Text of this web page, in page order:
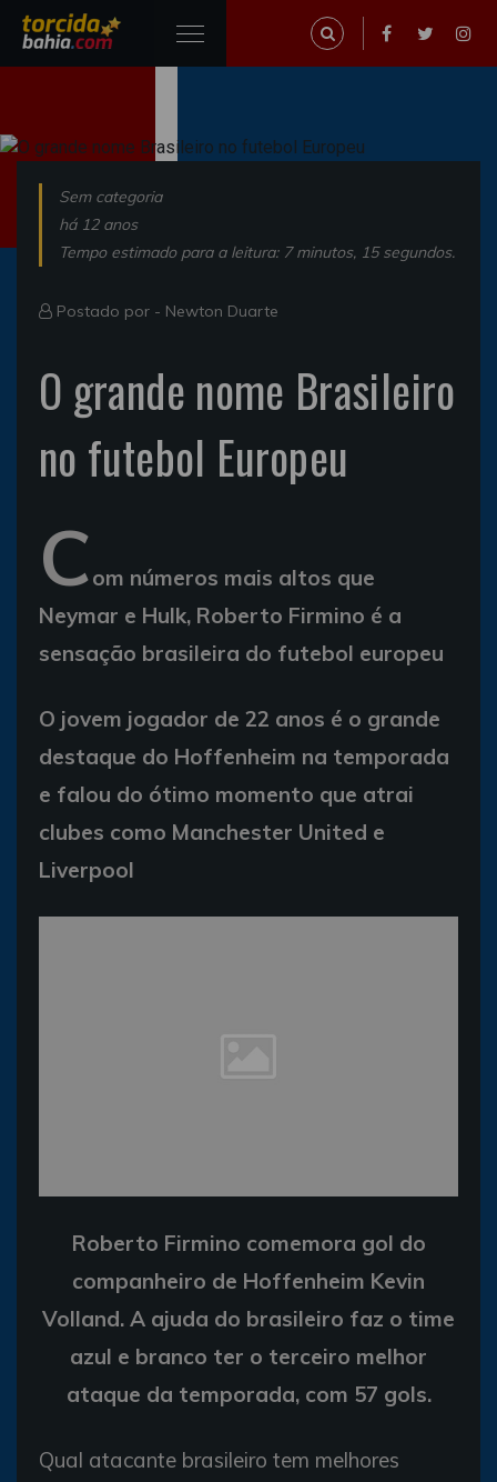
Sem categoria
há 12 anos
Tempo estimado para a leitura: 7 minutos, 15 segundos.
Postado por - Newton Duarte
O grande nome Brasileiro
no futebol Europeu
Com números mais altos que
Neymar e Hulk, Roberto Firmino é a
sensação brasileira do futebol europeu
O jovem jogador de 22 anos é o grande
destaque do Hoffenheim na temporada
e falou do ótimo momento que atrai
clubes como Manchester United e
Liverpool
Roberto Firmino comemora gol do
companheiro de Hoffenheim Kevin
Volland. A ajuda do brasileiro faz o time
azul e branco ter o terceiro melhor
ataque da temporada, com 57 gols.
Qual atacante brasileiro tem melhores